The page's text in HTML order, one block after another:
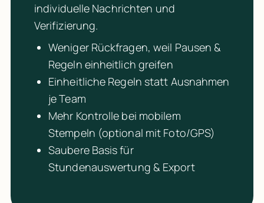
individuelle Nachrichten und
Verifizierung.
Weniger Rückfragen, weil Pausen &
Regeln einheitlich greifen
Einheitliche Regeln statt Ausnahmen
je Team
Mehr Kontrolle bei mobilem
Stempeln (optional mit Foto/GPS)
Saubere Basis für
Stundenauswertung & Export